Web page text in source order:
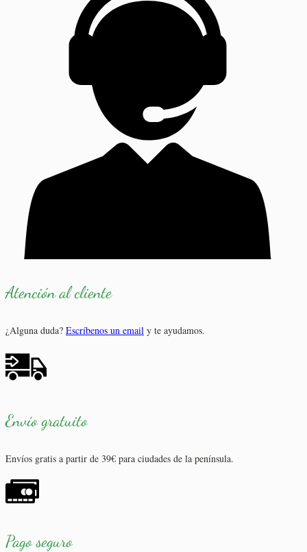
Atención al cliente
¿Alguna duda? Escríbenos un email y te ayudamos.
Envío gratuito
Envíos gratis a partir de 39€ para ciudades de la península.
Pago seguro